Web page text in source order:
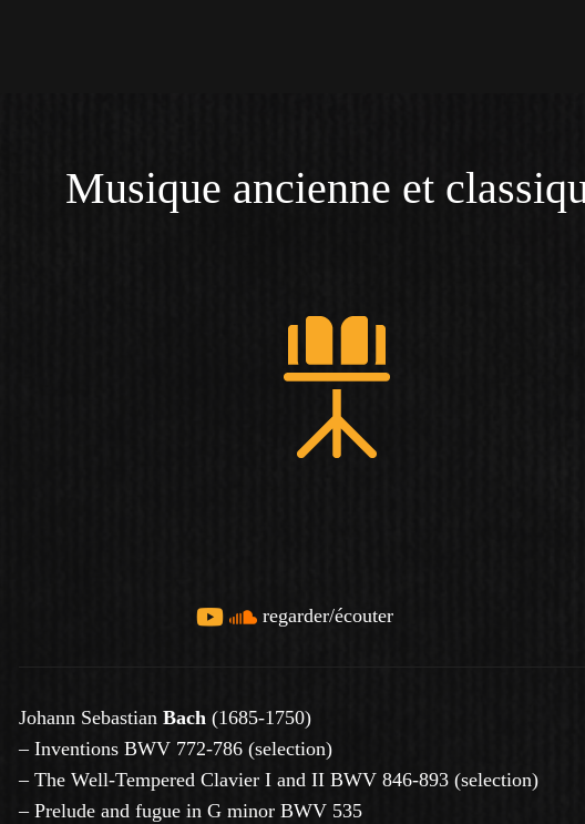
Musique ancienne et
regarder/écouter
Johann Sebastian Bach(1685-1750)
– Inventions BWV 772-786 (selection)
– The Well-Tempered Clavier I and II BWV 846-893 (selection)
– Prelude and fugue in G minor BWV 535